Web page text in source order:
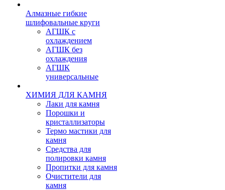
Алмазные гибкие
шлифовальные круги
АГШК с
охлаждением
АГШК без
охлаждения
АГШК
универсальные
ХИМИЯ ДЛЯ КАМНЯ
Лаки для камня
Порошки и
кристаллизаторы
Термо мастики для
камня
Средства для
полировки камня
Пропитки для камня
Очистители для
камня